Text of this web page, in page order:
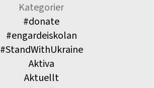
Kategorier
#donate
#engardeiskolan
#StandWithUkraine
Aktiva
Aktuellt